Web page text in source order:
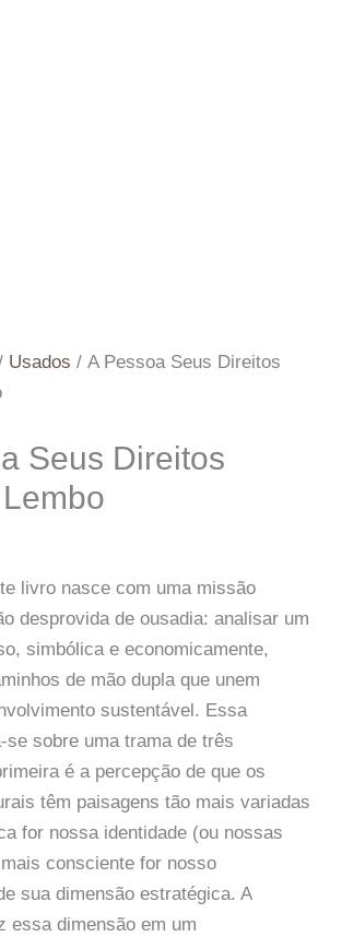
Usados / A Pessoa Seus Direitos
Seus Direitos
livro nasce com uma missão
desprovida de ousadia: analisar um
simbólica e economicamente,
de mão dupla que unem
sustentável. Essa
se sobre uma trama de três
é a percepção de que os
têm paisagens tão mais variadas
for nossa identidade (ou nossas
consciente for nosso
sua dimensão estratégica. A
essa dimensão em um